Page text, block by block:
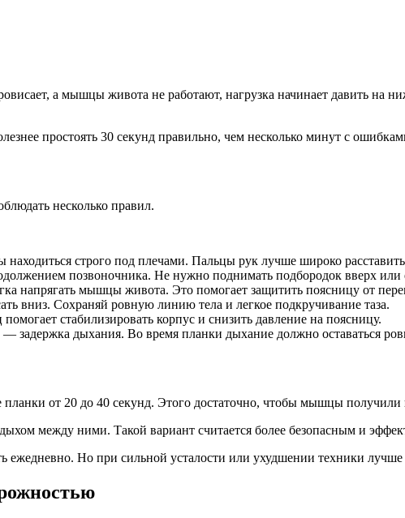
а мышцы живота не работают, нагрузка начинает давить на
простоять 30 секунд правильно, чем несколько минут с
несколько правил.
строго под плечами. Пальцы рук лучше широко
позвоночника. Не нужно поднимать подбородок вверх или
напрягать мышцы живота. Это помогает защитить поясницу от
вниз. Сохраняй ровную линию тела и легкое подкручивание таза.
стабилизировать корпус и снизить давление на поясницу.
задержка дыхания. Во время планки дыхание должно оставаться
от 20 до 40 секунд. Этого достаточно, чтобы мышцы получили
между ними. Такой вариант считается более безопасным и
Но при сильной усталости или ухудшении техники лучше